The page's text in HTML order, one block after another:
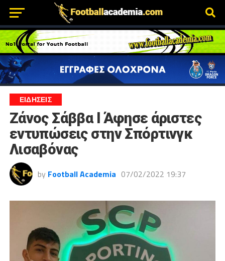
ΕΙΔΗΣΕΙΣ
Ζάνος Σάββα l Άφησε άριστες
εντυπώσεις στην Σπόρτινγκ
Λισαβόνας
by Football Academia 07/02/2022 19:37